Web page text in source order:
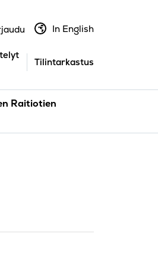
In English
Tilintarkastus
Raitiotien